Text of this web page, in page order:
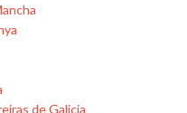
de Galicia